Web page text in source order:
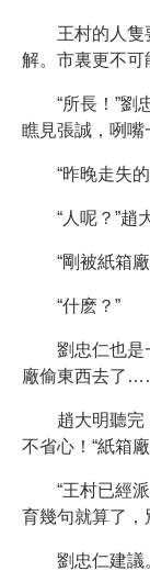
王村的人隻
解。市裏更不可
“所長！”劉
瞧見張誠，咧嘴
“昨晚走失
“人呢？”趙
“剛被紙箱
“什麽？”
劉忠仁也是
廠偷東西去了
趙大明聽完
不省心！“紙箱
“王村已經
育幾句就算了，
劉忠仁建議